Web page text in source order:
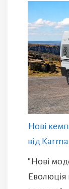
Нові
від
"Нові